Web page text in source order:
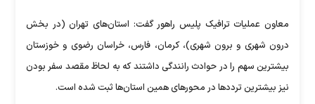
معاون عملیات ترافیک پلیس راهور گفت: استان‌های تهران (در بخش
درون شهری و برون شهری)، کرمان، فارس، خراسان رضوی و خوزستان
بیشترین سهم را در حوادث رانندگی داشتند که به لحاظ مقصد سفر بودن
نیز بیشترین تردد‌ها در محور‌های همین استان‌ها ثبت شده است.